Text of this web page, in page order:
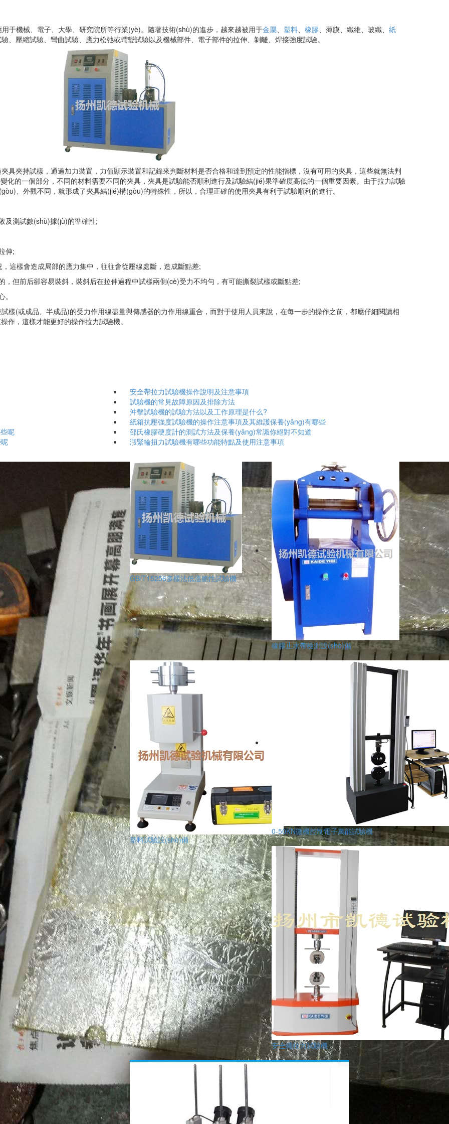
于機械、電子、大學、研究院所等行業(yè)。隨著技術(shù)的進步，越來越被用于金屬、 塑料、 橡膠、薄膜、纖維、玻纖、 紙
、壓縮試驗、彎曲試驗、應力松弛或蠕變試驗以及機械部件、電子部件的拉伸、剝離、焊接強度試驗。
具夾持試樣，通過加力裝置，力值顯示裝置和記錄來判斷材料是否合格和達到預定的性能指標，沒有可用的夾具，這些就無法判
化的一個部分，不同的材料需要不同的夾具，夾具是試驗能否順利進行及試驗結(jié)果準確度高低的一個重要因素。由于拉力試驗
、外觀不同，就形成了夾具結(jié)構(gòu)的特殊性，所以，合理正確的使用夾具有利于試驗順利的進行。
及測試數(shù)據(jù)的準確性;
伸;
這樣會造成局部的應力集中，往往會從壓線處斷，造成斷點差;
但前后卻容易裝斜，裝斜后在拉伸過程中試樣兩側(cè)受力不均勻，有可能撕裂試樣或斷點差;
樣(或成品、半成品)的受力作用線盡量與傳感器的力作用線重合，而對于使用人員來說，在每一步的操作之前，都應仔細閱讀相
，這樣才能更好的操作拉力試驗機。
安全帶拉力試驗機操作說明及注意事項
試驗機的常見故障原因及排除方法
沖擊試驗機的試驗方法以及工作原理是什么?
紙箱抗壓強度試驗機的操作注意事項及其維護保養(yǎng)有哪些
呢
邵氏橡膠硬度計的測試方法及保養(yǎng)常識你絕對不知道
漲緊輪扭力試驗機有哪些功能特點及使用注意事項
GB/T15256多樣法低溫脆性試驗機
橡膠止水帶檢測設(shè)備
塑料試驗設(shè)備
0-50KN微機控制電子萬能試驗機
安全繩拉力試驗機